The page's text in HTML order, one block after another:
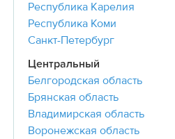
Республика Карелия
Республика Коми
Санкт-Петербург
Центральный
Белгородская область
Брянская область
Владимирская область
Воронежская область